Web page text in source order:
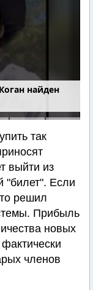
найден
так
выйти из
"билет". Если
решил
Прибыль
новых
членов